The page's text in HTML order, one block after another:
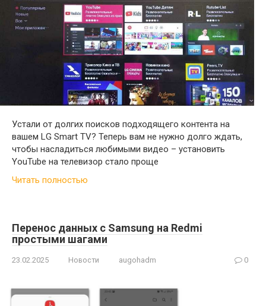
Устали от долгих поисков подходящего контента на
вашем LG Smart TV? Теперь вам не нужно долго ждать,
чтобы насладиться любимыми видео – установить
YouTube на телевизор стало проще
Читать полностью
Перенос данных с Samsung на Redmi
простыми шагами
23.02.2025 Новости augohadm 0